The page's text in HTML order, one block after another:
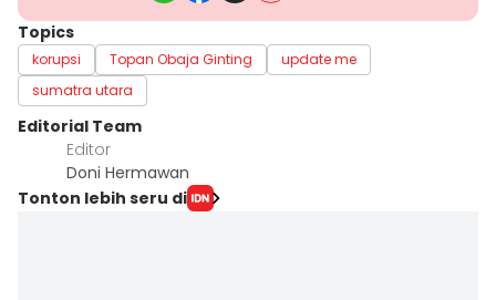
Topics
korupsi Topan Obaja Ginting
update me
sumatra utara
Editorial Team
Editor
Doni Hermawan
Tonton lebih seru di